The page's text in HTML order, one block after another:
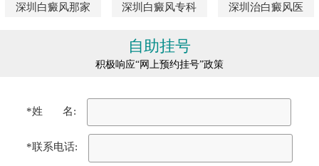
深圳白癜风那家 深圳白癜风专科 深圳治白癜风医
自助挂号
积极响应“网上预约挂号”政策
*姓 名:
*联系电话: